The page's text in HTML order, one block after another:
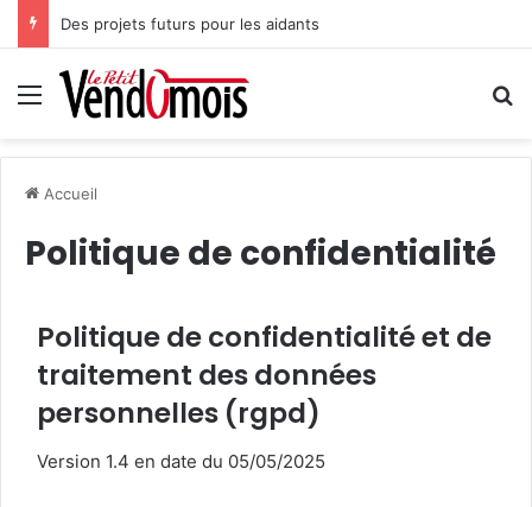
Des projets futurs pour les aidants
Menu
Accueil
Politique de confidentialité
Politique de confidentialité et de
traitement des données
personnelles (rgpd)
Version 1.4 en date du 05/05/2025